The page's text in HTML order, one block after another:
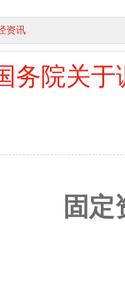
资讯
务院关
固